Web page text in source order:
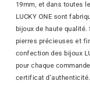
19mm, et dans toutes
LUCKY ONE sont
bijoux de haute
pierres précieuses et
confection des bijoux
pour chaque
certificat d’authenticité.